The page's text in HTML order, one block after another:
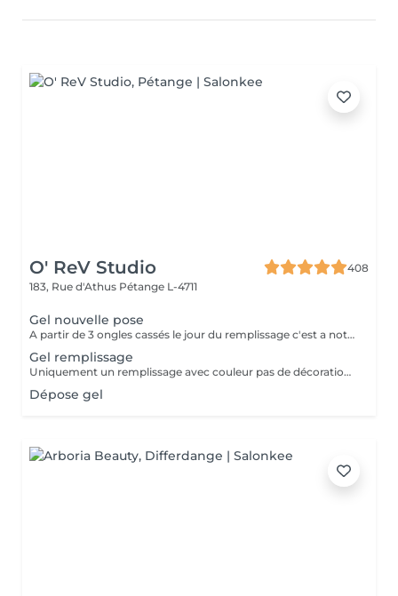
O' ReV Studio
408
183, Rue d'Athus Pétange L-4711
Gel nouvelle pose
A partir de 3 ongles cassés le jour du remplissage c'est a noter une nouvelle pose.
Gel remplissage
Uniquement un remplissage avec couleur pas de décoration inclus.
Dépose gel